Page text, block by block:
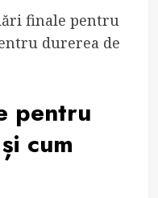
finale pentru
durerea de
pentru
cum